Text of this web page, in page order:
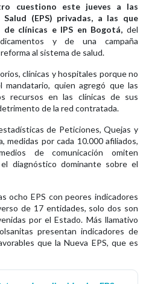
cuestiono este jueves a las
(EPS) privadas, a las que
clínicas e IPS en Bogotá, del
y de una campaña
al sistema de salud.
clínicas y hospitales porque no
mandatario, quien agregó que las
recursos en las clínicas de sus
de la red contratada.
de Peticiones, Quejas y
medidas por cada 10.000 afiliados,
de comunicación omiten
diagnóstico dominante sobre el
ocho EPS con peores indicadores
de 17 entidades, solo dos son
por el Estado. Más llamativo
presentan indicadores de
que la Nueva EPS, que es